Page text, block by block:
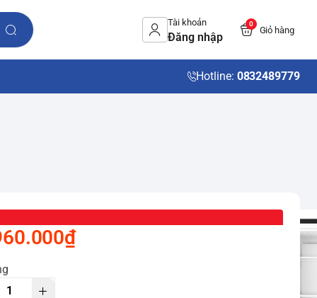
Tài khoản
Đăng nhập
0
Giỏ hàng
Hotline: 0832489779